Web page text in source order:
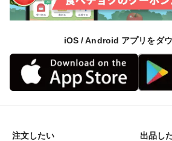
iOS / Android アプリをダ
注文したい 出品し